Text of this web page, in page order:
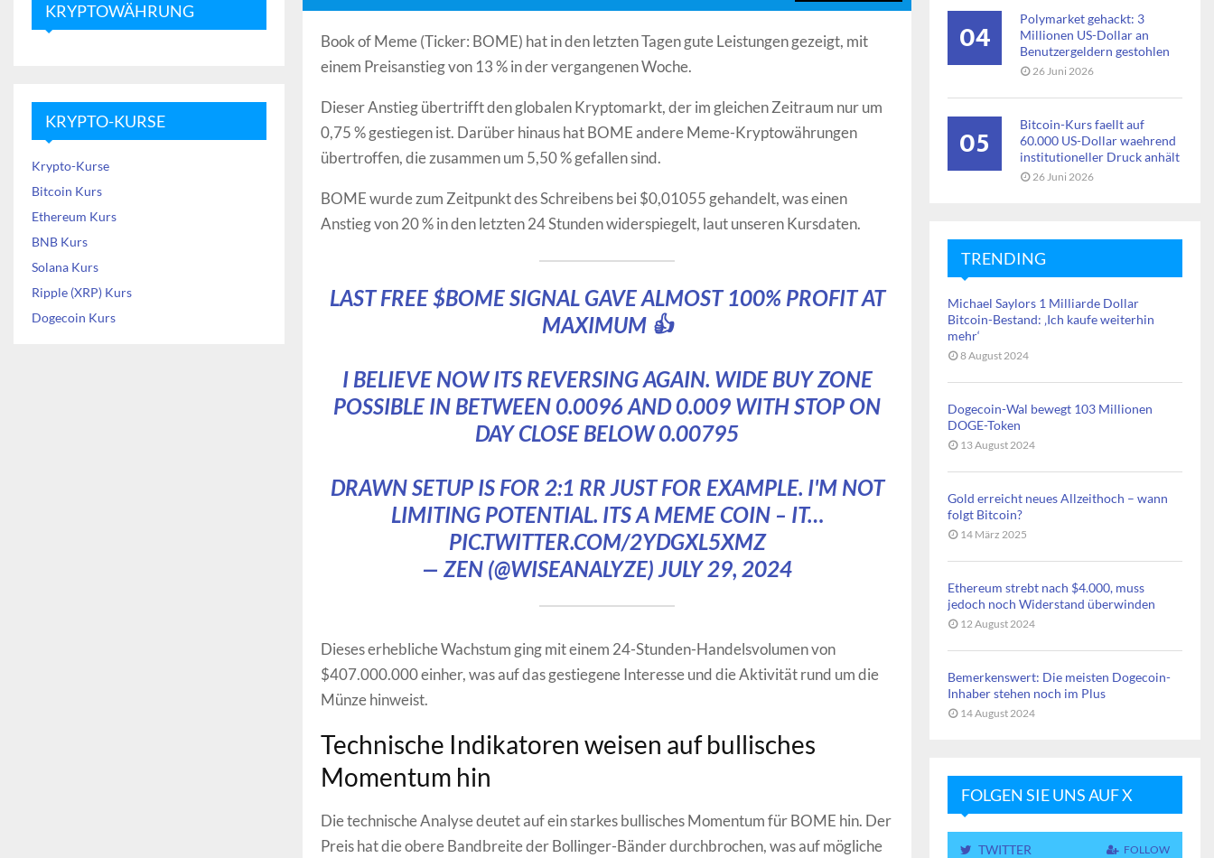
Book of Meme (Ticker: BOME) hat in den letzten Tagen gute Leistungen gezeigt, mit
einem Preisanstieg von 13 % in der vergangenen Woche.
Dieser Anstieg übertrifft den globalen Kryptomarkt, der im gleichen Zeitraum nur um
0,75 % gestiegen ist. Darüber hinaus hat BOME andere Meme-Kryptowährungen
übertroffen, die zusammen um 5,50 % gefallen sind.
BOME wurde zum Zeitpunkt des Schreibens bei $0,01055 gehandelt, was einen
Anstieg von 20 % in den letzten 24 Stunden widerspiegelt, laut unseren Kursdaten.
LAST FREE$BOMESIGNAL GAVE ALMOST 100% PROFIT AT
MAXIMUM 👍
I BELIEVE NOW ITS REVERSING AGAIN. WIDE BUY ZONE
POSSIBLE IN BETWEEN 0.0096 AND 0.009 WITH STOP ON
DAY CLOSE BELOW 0.00795
DRAWN SETUP IS FOR 2:1 RR JUST FOR EXAMPLE. I'M NOT
LIMITING POTENTIAL. ITS A MEME COIN – IT…
PIC.TWITTER.COM/2YDGXL5XMZ
— ZEN (@WISEANALYZE)JULY 29, 2024
Dieses erhebliche Wachstum ging mit einem 24-Stunden-Handelsvolumen von
$407.000.000 einher, was auf das gestiegene Interesse und die Aktivität rund um die
Münze hinweist.
Technische Indikatoren weisen auf bullisches
Momentum hin
Die technische Analyse deutet auf ein starkes bullisches Momentum für BOME hin. Der
Preis hat die obere Bandbreite der Bollinger-Bänder durchbrochen, was auf mögliche
KRYPTOWÄHRUNG
KRYPTO-KURSE
Krypto-Kurse
Bitcoin Kurs
Ethereum Kurs
BNB Kurs
Solana Kurs
Ripple (XRP) Kurs
Dogecoin Kurs
04
Polymarket gehackt: 3
Millionen US-Dollar an
Benutzergeldern gestohlen
26 Juni 2026
05
Bitcoin-Kurs faellt auf
60.000 US-Dollar waehrend
institutioneller Druck anhält
26 Juni 2026
TRENDING
Michael Saylors 1 Milliarde Dollar
Bitcoin-Bestand: ‚Ich kaufe weiterhin
mehr‘
8 August 2024
Dogecoin-Wal bewegt 103 Millionen
DOGE-Token
13 August 2024
Gold erreicht neues Allzeithoch – wann
folgt Bitcoin?
14 März 2025
Ethereum strebt nach $4.000, muss
jedoch noch Widerstand überwinden
12 August 2024
Bemerkenswert: Die meisten Dogecoin-
Inhaber stehen noch im Plus
14 August 2024
FOLGEN SIE UNS AUF X
TWITTER FOLLOW